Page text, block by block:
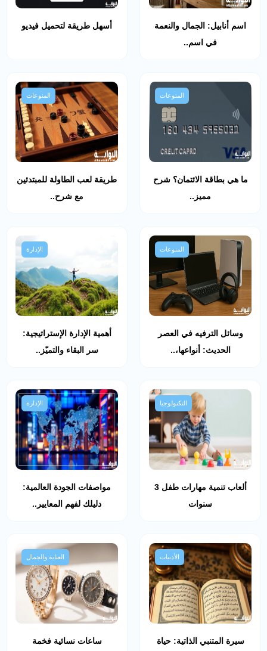
اسم أنابيل: الجمال والنعمة
في اسم..
أسهل طريقة لتحميل فيديو
المنوعات
ما هي بطاقة الائتمان؟ شرح
مميز..
المنوعات
طريقة لعب الطاولة للمبتدئين
مع شرح..
المنوعات
وسائل الترفيه في العصر
الحديث: أنواعها،..
الإدارة
أهمية الإدارة الإستراتيجية:
سر البقاء والتميّز..
التكنولوجيا
ألعاب تنمية مهارات طفل 3
سنوات
الإدارة
مواصفات الجودة العالمية:
دليلك لفهم المعايير..
الأدبيات
سيرة المتنبي الذاتية: حياة
العناية والجمال
ساعات نسائية فخمة